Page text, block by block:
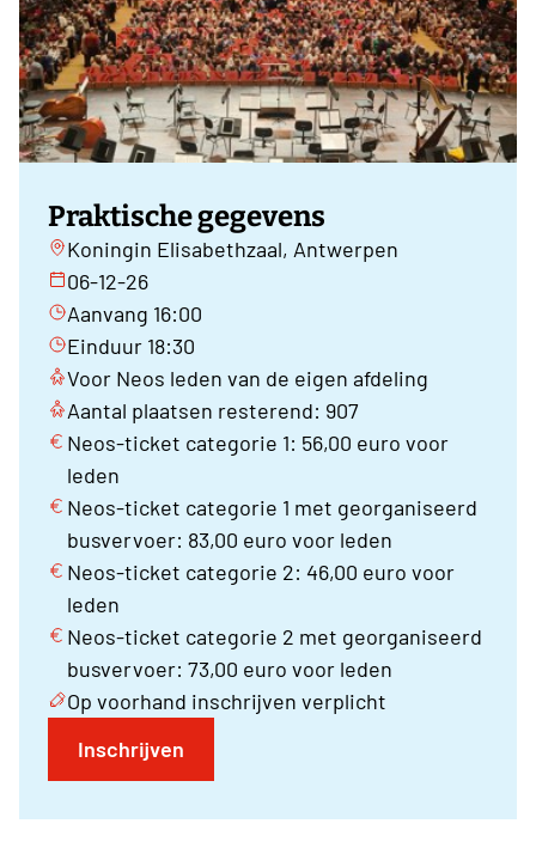
Praktische gegevens
Koningin Elisabethzaal, Antwerpen
06-12-26
Aanvang 16:00
Einduur 18:30
Voor Neos leden van de eigen afdeling
Aantal plaatsen resterend: 907
Neos-ticket categorie 1: 56,00 euro voor
leden
Neos-ticket categorie 1 met georganiseerd
busvervoer: 83,00 euro voor leden
Neos-ticket categorie 2: 46,00 euro voor
leden
Neos-ticket categorie 2 met georganiseerd
busvervoer: 73,00 euro voor leden
Op voorhand inschrijven verplicht
Inschrijven